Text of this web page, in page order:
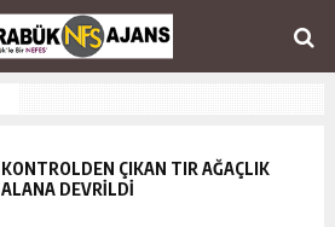
KONTROLDEN ÇIKAN TIR AĞAÇLIK
ALANA DEVRİLDİ